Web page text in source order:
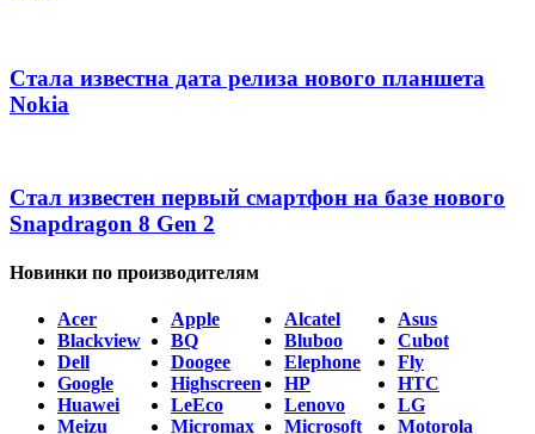
Стала известна дата релиза нового планшета
Nokia
Стал известен первый смартфон на базе нового
Snapdragon 8 Gen 2
Новинки по производителям
Acer Apple Alcatel
Asus
Blackview
BQ Bluboo
Cubot
Dell
Doogee Elephone
Fly
Google
Highscreen HP
HTC
Huawei
LeEco Lenovo
LG
Meizu
Micromax Microsoft
Motorola